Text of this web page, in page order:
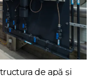
de apă și